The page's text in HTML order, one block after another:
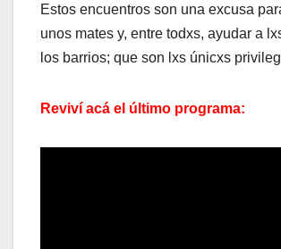
Estos encuentros son una excusa
unos mates y, entre todxs, ayudar a
los barrios; que son lxs únicxs
Reviví acá el último programa: